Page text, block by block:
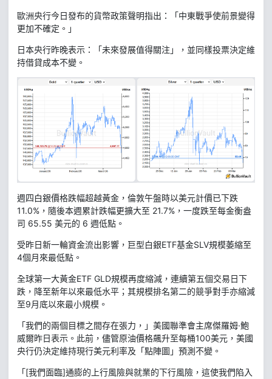
歐洲央行今日發布的貨幣政策聲明指出：「中東戰爭使前景變得
更加不確定。」
日本央行昨晚表示：「未來發展值得關注」，並同樣投票決定維
持借貸成本不變。
週四白銀價格跌幅超越黃金，倫敦午盤時以美元計價已下跌
11.0%，隨後本週累計跌幅更擴大至 21.7%，一度跌至每金衡盎
司 65.55 美元的 6 週低點。
受昨日新一輪資金流出影響，巨型白銀ETF基金SLV規模萎縮至
4個月來最低點。
全球第一大黃金ETF GLD規模再度縮減，連續第五個交易日下
跌，降至新年以來最低水平；其規模排名第二的競爭對手亦縮減
至9月底以來最小規模。
「我們的兩個目標之間存在張力，」美國聯準會主席傑羅姆·鮑
威爾昨日表示。此前，儘管原油價格飆升至每桶100美元，美國
央行仍決定維持現行美元利率及「點陣圖」預測不變。
「[我們面臨]通膨的上行風險與就業的下行風險，這使我們陷入